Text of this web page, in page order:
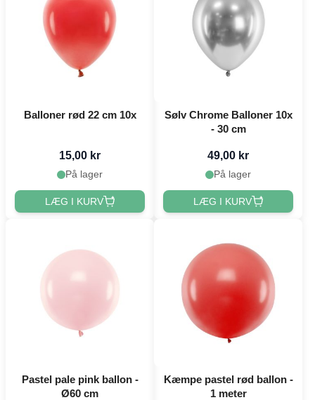
Balloner rød 22 cm 10x
15,00 kr
På lager
LÆG I KURV
Sølv Chrome Balloner 10x
- 30 cm
49,00 kr
På lager
LÆG I KURV
Pastel pale pink ballon -
Ø60 cm
Kæmpe pastel rød ballon -
1 meter